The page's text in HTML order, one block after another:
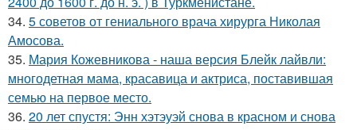
34. 5 советов от гениального врача хирурга Николая
Амосова.
35. Мария Кожевникова - наша версия Блейк лайвли:
многодетная мама, красавица и актриса, поставившая
семью на первое место.
36. 20 лет спустя: Энн хэтэуэй снова в красном и снова